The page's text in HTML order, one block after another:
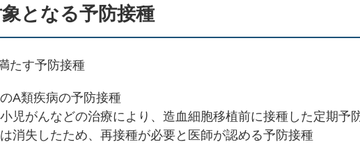
となる予防接種
たす予防接種
A類疾病の予防接種
児がんなどの治療により、造血細胞移植前に接種した定期予
消失したため、再接種が必要と医師が認める予防接種